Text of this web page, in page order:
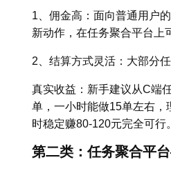
1、佣金高：面向普通用户
新动作，在任务聚合平台上
2、结算方式灵活：大部分
真实收益：新手建议从C端
单，一小时能做15单左右
时稳定赚80-120元完全可
第二类：任务聚合平